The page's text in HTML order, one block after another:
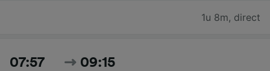
1u 8m, direct
07:57 09:15